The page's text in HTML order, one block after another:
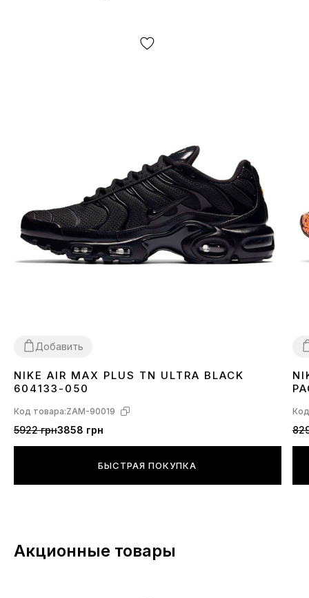
, иногда мы можем попросить
незначительную предоплату(например — товара нет в
наличии у нас на складе, но есть у партнеров). Если
вам не подойдет что-нибудь, просто оставьте
посылку и не покупайте ее, это абсолютно бесплатно.
Товарподлежит обмену и возврату (см. условия на
стр. «Оплата»).
Добавить
3637 38 39 404142 434445
NIKE AIR MAX PLUS TN ULTRA BLACK
604133-050
Код товара:ZAM-90019
5922 грн3858 грн
БЫСТРАЯ ПОКУПКА
Акционные товары